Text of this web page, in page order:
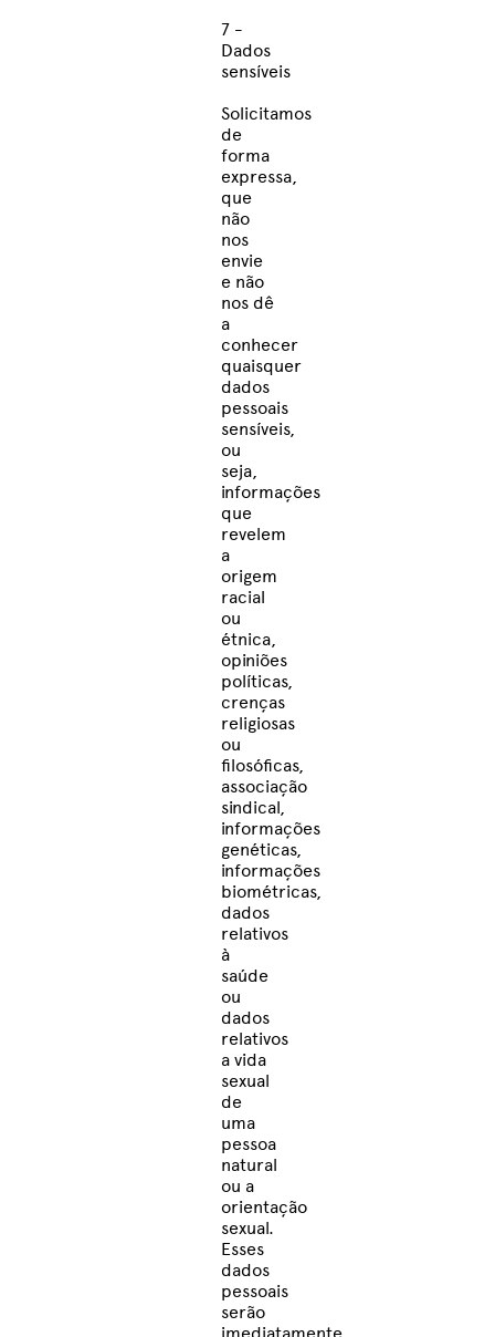
7 -
Dados
sensíveis
Solicitamos
de
forma
expressa,
que
não
nos
envie
e não
nos dê
a
conhecer
quaisquer
dados
pessoais
sensíveis,
ou
seja,
informações
que
revelem
a
origem
racial
ou
étnica,
opiniões
políticas,
crenças
religiosas
ou
filosóficas,
associação
sindical,
informações
genéticas,
informações
biométricas,
dados
relativos
à
saúde
ou
dados
relativos
a vida
sexual
de
uma
pessoa
natural
ou a
orientação
sexual.
Esses
dados
pessoais
serão